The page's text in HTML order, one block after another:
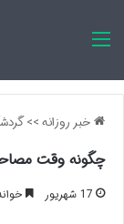
خبر روزانه>>
چگونه وقت
17 شهریور خواندن